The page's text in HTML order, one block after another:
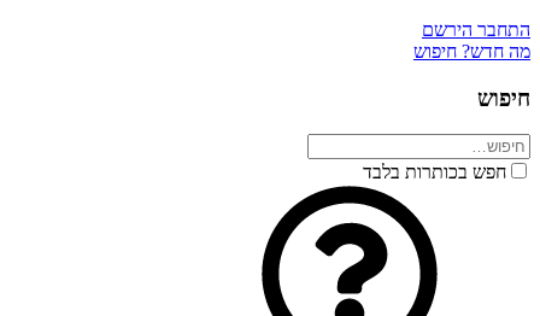
התחבר הירשם
מה חדש? חיפוש
חיפוש
חפש בכותרות בלבד